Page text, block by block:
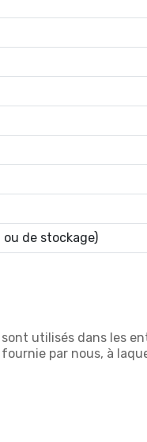
de stockage)
utilisés dans les
par nous, à